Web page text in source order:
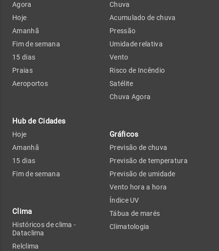
Agora
Hoje
Amanhã
Fim de semana
15 dias
Praias
Aeroportos
Hub de Cidades
Hoje
Amanhã
15 dias
Fim de semana
Clima
Históricos de clima -
Dataclima
Relclima
Chuva
Acumulado de chuva
Pressão
Umidade relativa
Vento
Risco de Incêndio
Satélite
Chuva Agora
Gráficos
Previsão de chuva
Previsão de temperatura
Previsão de umidade
Vento hora a hora
Índice UV
Tábua de marés
Climatologia